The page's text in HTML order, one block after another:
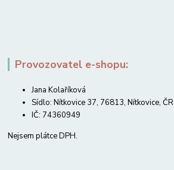
Provozovatel e-shopu:
Jana Kolaříková
Sídlo: Nítkovice 37, 76813, Nítkovice, ČR
IČ: 74360949
Nejsem plátce DPH.